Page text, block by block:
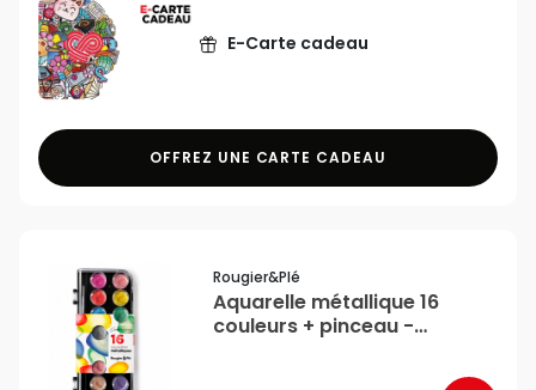
E-Carte cadeau
OFFREZ UNE CARTE CADEAU
Rougier&plé
Aquarelle métallique 16
couleurs + pinceau -